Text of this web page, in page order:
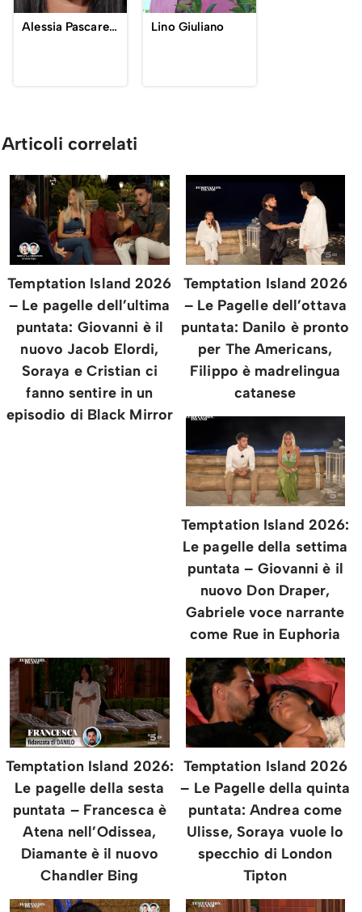
Alessia Pascarella Lino Giuliano
Articoli correlati
Temptation Island 2026
– Le pagelle dell’ultima
puntata: Giovanni è il
nuovo Jacob Elordi,
Soraya e Cristian ci
fanno sentire in un
episodio di Black Mirror
Temptation Island 2026
– Le Pagelle dell’ottava
puntata: Danilo è pronto
per The Americans,
Filippo è madrelingua
catanese
Temptation Island 2026:
Le pagelle della settima
puntata – Giovanni è il
nuovo Don Draper,
Gabriele voce narrante
come Rue in Euphoria
Temptation Island 2026:
Le pagelle della sesta
puntata – Francesca è
Atena nell’Odissea,
Diamante è il nuovo
Chandler Bing
Temptation Island 2026
– Le Pagelle della quinta
puntata: Andrea come
Ulisse, Soraya vuole lo
specchio di London
Tipton